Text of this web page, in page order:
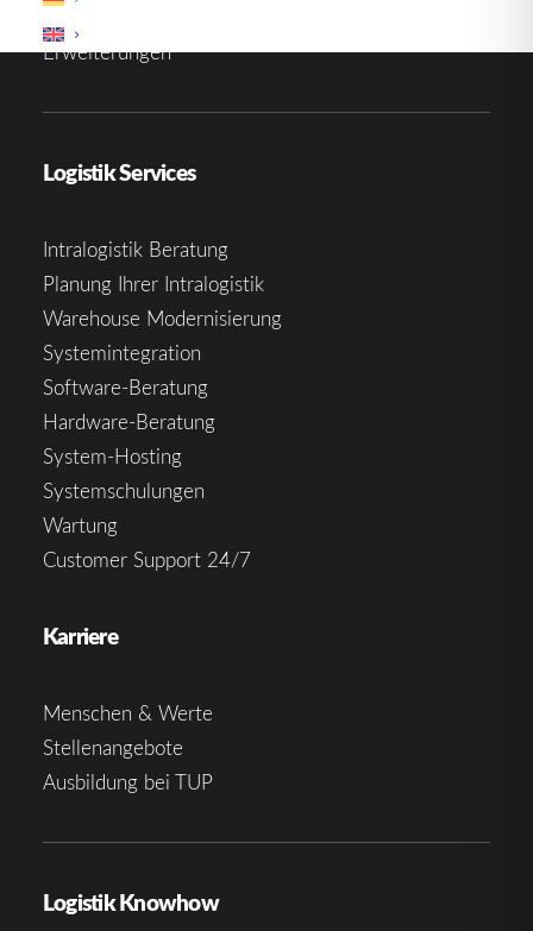
Erweiterungen
Logistik Services
Intralogistik Beratung
Planung Ihrer Intralogistik
Warehouse Modernisierung
Systemintegration
Software-Beratung
Hardware-Beratung
System-Hosting
Systemschulungen
Wartung
Customer Support 24/7
Karriere
Menschen & Werte
Stellenangebote
Ausbildung bei TUP
Logistik Knowhow